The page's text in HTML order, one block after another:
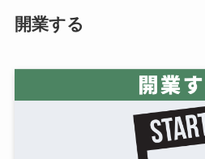
開業する